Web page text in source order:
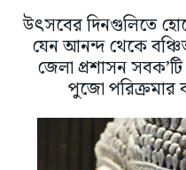
উৎসবের দিনগুলিতে
যেন আনন্দ থেকে
জেলা প্রশাসন
পুজো পরিক্রমার